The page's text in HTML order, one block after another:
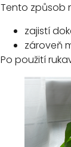
Tento způsob
zajistí
zároveň
Po použití